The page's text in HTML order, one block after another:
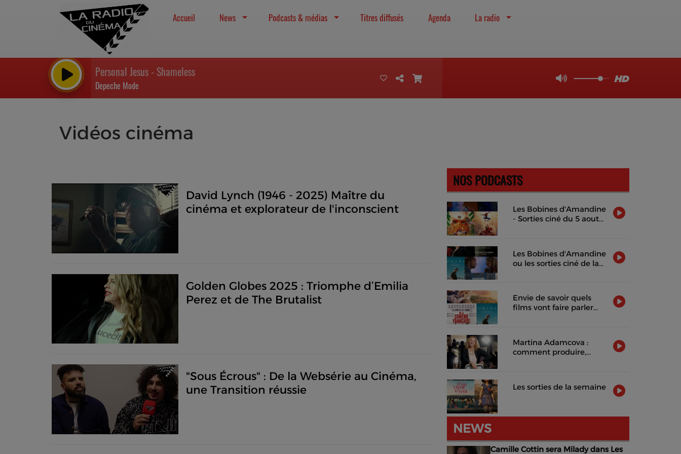
Accueil News Podcasts & médias Titres diffusés Agenda La radio
Personal Jesus - Shameless
Depeche Mode
Vidéos cinéma
David Lynch (1946 - 2025) Maître du
cinéma et explorateur de l'inconscient
Golden Globes 2025 : Triomphe d’Emilia
Perez et de The Brutalist
"Sous Écrous" : De la Websérie au Cinéma,
une Transition réussie
NOS PODCASTS
Les Bobines d'Amandine
- Sorties ciné du 5 aout
Les Bobines d'Amandine
ou les sorties ciné de la
Envie de savoir quels
films vont faire parler
Martina Adamcova :
comment produire,
Les sorties de la semaine
NEWS
Camille Cottin sera Milady dans Les